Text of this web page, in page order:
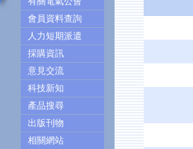
會員資料查詢
人力短期派遣
採購資訊
意見交流
科技新知
產品搜尋
出版刊物
相關網站